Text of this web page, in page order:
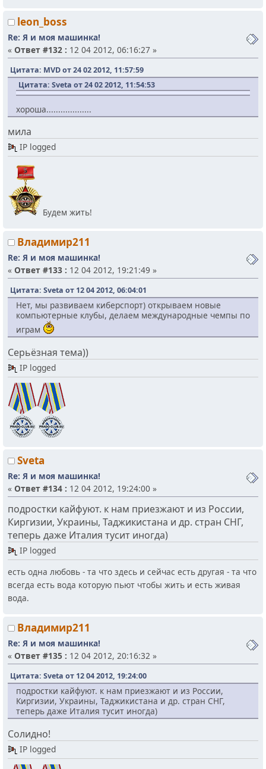
leon_boss
Re: Я и моя машинка!
« Ответ #132 : 12 04 2012, 06:16:27 »
Цитата: MVD от 24 02 2012, 11:57:59
Цитата: Sveta от 24 02 2012, 11:54:53
хороша...................
мила
IP logged
Будем жить!
Владимир211
Re: Я и моя машинка!
« Ответ #133 : 12 04 2012, 19:21:49 »
Цитата: Sveta от 12 04 2012, 06:04:01
Нет, мы развиваем киберспорт) открываем новые
компьютерные клубы, делаем международные чемпы по
играм
Серьёзная тема))
IP logged
Sveta
Re: Я и моя машинка!
« Ответ #134 : 12 04 2012, 19:24:00 »
подростки кайфуют. к нам приезжают и из России,
Киргизии, Украины, Таджикистана и др. стран СНГ,
теперь даже Италия тусит иногда)
IP logged
есть одна любовь - та что здесь и сейчас есть другая - та что
всегда есть вода которую пьют чтобы жить и есть живая
вода.
Владимир211
Re: Я и моя машинка!
« Ответ #135 : 12 04 2012, 20:16:32 »
Цитата: Sveta от 12 04 2012, 19:24:00
подростки кайфуют. к нам приезжают и из России,
Киргизии, Украины, Таджикистана и др. стран СНГ,
теперь даже Италия тусит иногда)
Солидно!
IP logged